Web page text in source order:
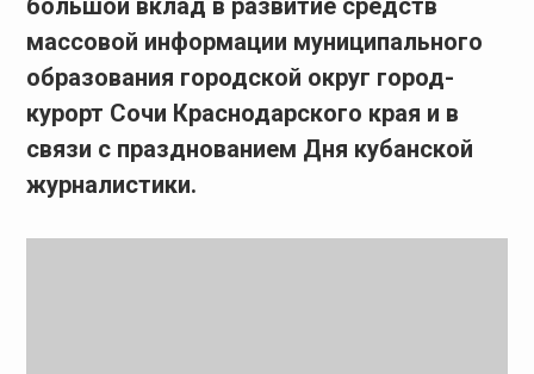
большой вклад в развитие средств
массовой информации муниципального
образования городской округ город-
курорт Сочи Краснодарского края и в
связи с празднованием Дня кубанской
журналистики.